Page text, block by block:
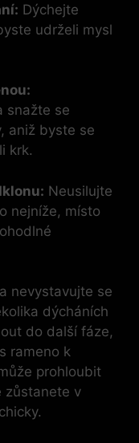
Dýchejte
udrželi mysl
snažte se
aniž byste se
krk.
Neusilujte
nejníže, místo
nevystavujte se
dýcháních
do další fáze,
rameno k
prohloubit
zůstanete v